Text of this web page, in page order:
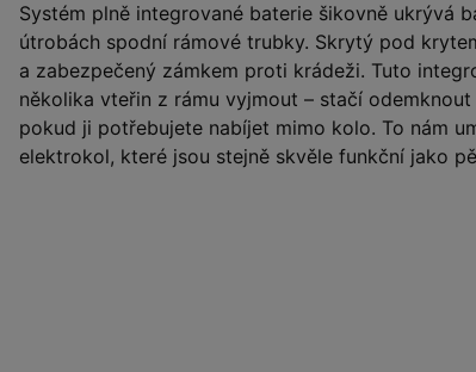
Systém plně integrované baterie šikovně ukrývá
útrobách spodní rámové trubky. Skrytý pod
a zabezpečený zámkem proti krádeži. Tuto
několika vteřin z rámu vyjmout – stačí
pokud ji potřebujete nabíjet mimo kolo. To nám
elektrokol, které jsou stejně skvěle funkční jako